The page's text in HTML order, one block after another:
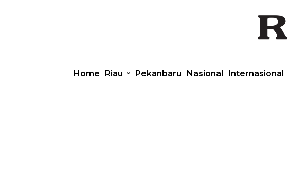
Home Riau Pekanbaru Nasional Internasional